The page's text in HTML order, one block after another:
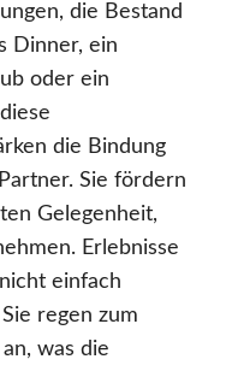
die Bestand
Dinner, ein
oder ein
die Bindung
Sie fördern
Gelegenheit,
Erlebnisse
einfach
regen zum
was die